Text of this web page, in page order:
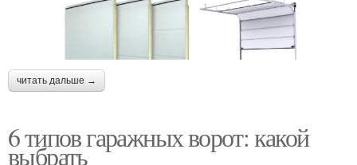
читать дальше →
6 типов гаражных ворот: какой
выбрать